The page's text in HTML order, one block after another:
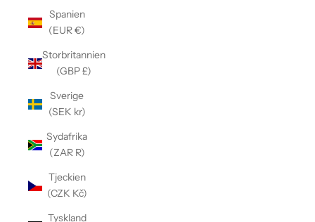
Spanien
(EUR €)
Storbritannien
(GBP £)
Sverige
(SEK kr)
Sydafrika
(ZAR R)
Tjeckien
(CZK Kč)
Tyskland